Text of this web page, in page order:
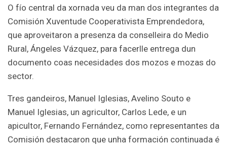
O fío central da xornada veu da man dos integrantes da
Comisión Xuventude Cooperativista Emprendedora,
que aproveitaron a presenza da conselleira do Medio
Rural, Ángeles Vázquez, para facerlle entrega dun
documento coas necesidades dos mozos e mozas do
sector.
Tres gandeiros, Manuel Iglesias, Avelino Souto e
Manuel Iglesias, un agricultor, Carlos Lede, e un
apicultor, Fernando Fernández, como representantes da
Comisión destacaron que unha formación continuada é